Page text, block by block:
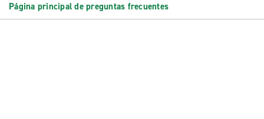
Página principal de preguntas frecuentes